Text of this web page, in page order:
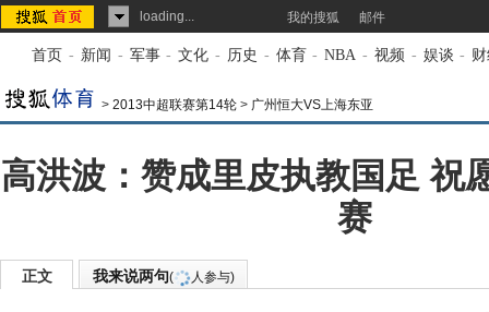
loading... 我的搜狐 邮件
首页 - 新闻 - 军事 - 文化 - 历史 - 体育 - NBA - 视频 - 娱谈 -
> 2013中超联赛第14轮 > 广州恒大VS上海东亚
高洪波：赞成里皮执教国足 祝
赛
正文 我来说两句( 人参与)